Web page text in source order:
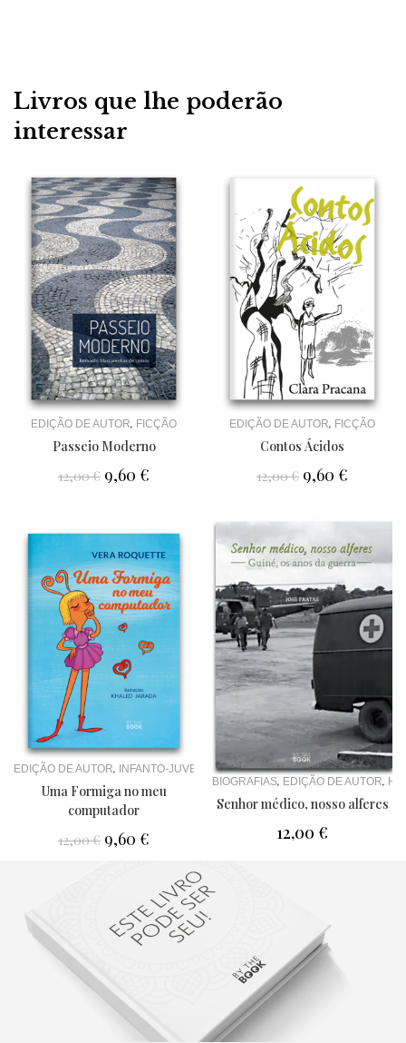
Livros que lhe poderão
interessar
EDIÇÃO DE AUTOR, FICÇÃO
Passeio Moderno
12,00€ 9,60 €
EDIÇÃO DE AUTOR, FICÇÃO
Contos Ácidos
12,00€ 9,60 €
EDIÇÃO DE AUTOR, INFANTO-JUVENIL
Uma Formiga no meu
computador
12,00€ 9,60 €
BIOGRAFIAS, EDIÇÃO DE AUTOR,
Senhor médico, nosso alferes
12,00 €